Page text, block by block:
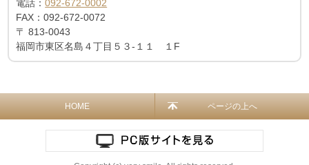
電話：092-672-0002
FAX：092-672-0072
〒813-0043
福岡市東区名島４丁目５３-１１ １F
HOME ページの上へ